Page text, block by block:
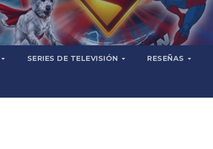
SERIES DE TELEVISIÓN RESEÑAS